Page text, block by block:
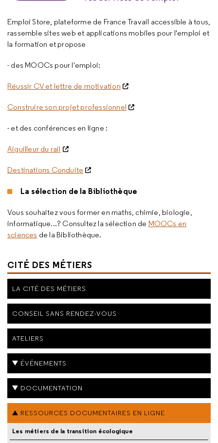
Emploi Store, plateforme de France Travail accessible à tous,
rassemble sites web et applications mobiles pour l'emploi et
la formation et propose
- des MOOCs pour l'emploi:
Réussir CV et lettre de motivation
Construire son projet professionnel
- et des conférences en ligne :
Aiguilleur du rail
Destinations Conduite
La sélection de la Bibliothèque
Vous souhaitez vous former en maths, chimie, biologie,
informatique...? Consultez la sélection de MOOCs en
sciences de la Bibliothèque.
CITÉ DES MÉTIERS
LA CITÉ DES MÉTIERS
CONSEIL SANS RENDEZ-VOUS
ATELIERS
ÉVÉNEMENTS
DOCUMENTATION
RESSOURCES DOCUMENTAIRES EN LIGNE
Les métiers de la transition écologique